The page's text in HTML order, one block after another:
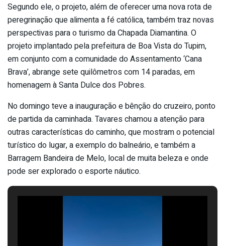
Segundo ele, o projeto, além de oferecer uma nova rota de
peregrinação que alimenta a fé católica, também traz novas
perspectivas para o turismo da Chapada Diamantina. O
projeto implantado pela prefeitura de Boa Vista do Tupim,
em conjunto com a comunidade do Assentamento ‘Cana
Brava’, abrange sete quilômetros com 14 paradas, em
homenagem à Santa Dulce dos Pobres.
No domingo teve a inauguração e bênção do cruzeiro, ponto
de partida da caminhada. Tavares chamou a atenção para
outras características do caminho, que mostram o potencial
turístico do lugar, a exemplo do balneário, e também a
Barragem Bandeira de Melo, local de muita beleza e onde
pode ser explorado o esporte náutico.